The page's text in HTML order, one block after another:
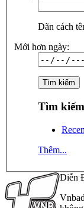
Dãn cách
Mới hơn ngày:
Tìm
Thêm...
Diễn